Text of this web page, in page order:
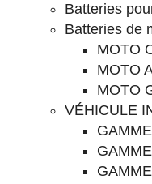
Batteries
Batteries de
MOTO
MOTO
MOTO
VÉHICULE